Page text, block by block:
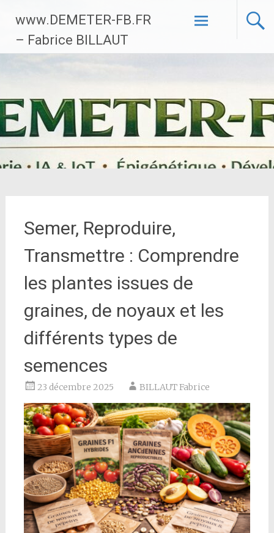
contenu
principal
www.DEMETER-FB.FR
– Fabrice BILLAUT
Semer, Reproduire,
Transmettre : Comprendre
les plantes issues de
graines, de noyaux et les
différents types de
semences
23 décembre 2025 BILLAUT Fabrice